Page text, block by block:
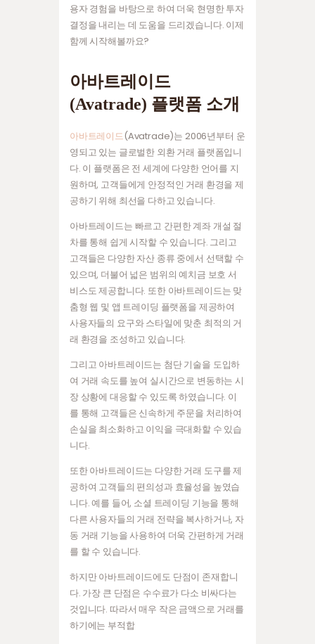
용자 경험을 바탕으로 하여 더욱 현명한 투자
결정을 내리는 데 도움을 드리겠습니다. 이제
함께 시작해볼까요?
아바트레이드
(Avatrade) 플랫폼 소개
아바트레이드(Avatrade)는 2006년부터 운
영되고 있는 글로벌한 외환 거래 플랫폼입니
다. 이 플랫폼은 전 세계에 다양한 언어를 지
원하며, 고객들에게 안정적인 거래 환경을 제
공하기 위해 최선을 다하고 있습니다.
아바트레이드는 빠르고 간편한 계좌 개설 절
차를 통해 쉽게 시작할 수 있습니다. 그리고
고객들은 다양한 자산 종류 중에서 선택할 수
있으며, 더불어 넓은 범위의 예치금 보호 서
비스도 제공합니다. 또한 아바트레이드는 맞
춤형 웹 및 앱 트레이딩 플랫폼을 제공하여
사용자들의 요구와 스타일에 맞춘 최적의 거
래 환경을 조성하고 있습니다.
그리고 아바트레이드는 첨단 기술을 도입하
여 거래 속도를 높여 실시간으로 변동하는 시
장 상황에 대응할 수 있도록 하였습니다. 이
를 통해 고객들은 신속하게 주문을 처리하여
손실을 최소화하고 이익을 극대화할 수 있습
니다.
또한 아바트레이드는 다양한 거래 도구를 제
공하여 고객들의 편의성과 효율성을 높였습
니다. 예를 들어, 소셜 트레이딩 기능을 통해
다른 사용자들의 거래 전략을 복사하거나, 자
동 거래 기능을 사용하여 더욱 간편하게 거래
를 할 수 있습니다.
하지만 아바트레이드에도 단점이 존재합니
다. 가장 큰 단점은 수수료가 다소 비싸다는
것입니다. 따라서 매우 작은 금액으로 거래를
하기에는 부적합